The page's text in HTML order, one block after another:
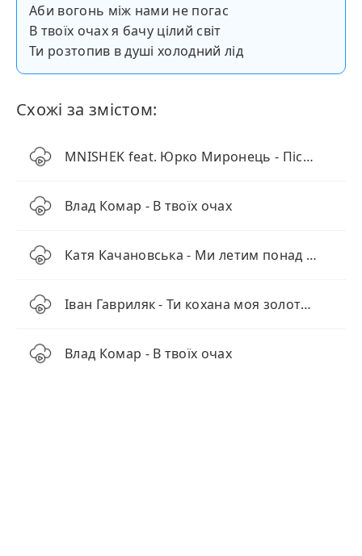
Аби вогонь між нами не погас
В твоїх очах я бачу цілий світ
Ти розтопив в душі холодний лід
Схожі за змістом:
MNISHEK feat. Юрко Миронець - Пісня Землі
Влад Комар - В твоїх очах
Катя Качановська - Ми летим понад хмарами (KARMV REMIX)
Іван Гавриляк - Ти кохана моя золота (feat. Петро Гелетюк)
Влад Комар - В твоїх очах